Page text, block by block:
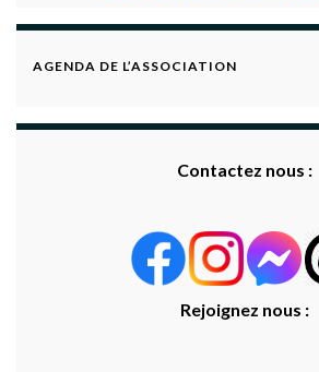
AGENDA DE L’ASSOCIATION
Contactez nous :
Rejoignez nous :